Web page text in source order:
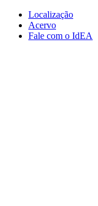
Conteúdo principal
Localização
Acervo
Fale com o IdEA